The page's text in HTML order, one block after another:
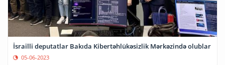
İsrailli deputatlar Bakıda Kibertəhlükəsizlik Mərkəzində olublar
05-06-2023